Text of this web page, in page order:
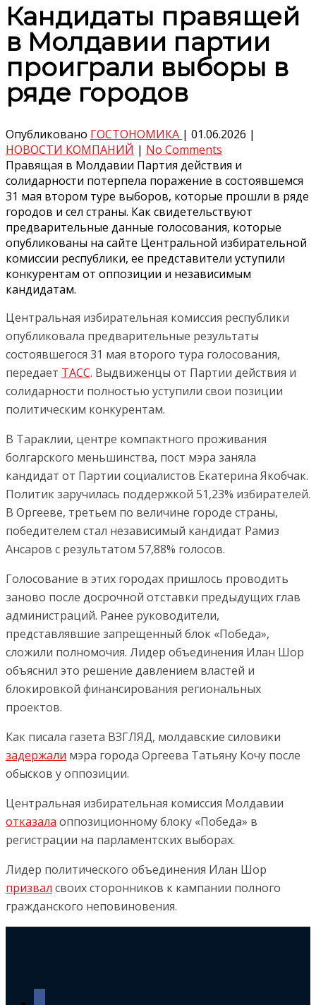
Кандидаты правящей
в Молдавии партии
проиграли выборы в
ряде городов
Опубликовано ГОСТОНОМИКА | 01.06.2026 |
НОВОСТИ КОМПАНИЙ | No Comments
Правящая в Молдавии Партия действия и
солидарности потерпела поражение в состоявшемся
31 мая втором туре выборов, которые прошли в ряде
городов и сел страны. Как свидетельствуют
предварительные данные голосования, которые
опубликованы на сайте Центральной избирательной
комиссии республики, ее представители уступили
конкурентам от оппозиции и независимым
кандидатам.
Центральная избирательная комиссия республики
опубликовала предварительные результаты
состоявшегося 31 мая второго тура голосования,
передает ТАСС. Выдвиженцы от Партии действия и
солидарности полностью уступили свои позиции
политическим конкурентам.
В Тараклии, центре компактного проживания
болгарского меньшинства, пост мэра заняла
кандидат от Партии социалистов Екатерина Якобчак.
Политик заручилась поддержкой 51,23% избирателей.
В Оргееве, третьем по величине городе страны,
победителем стал независимый кандидат Рамиз
Ансаров с результатом 57,88% голосов.
Голосование в этих городах пришлось проводить
заново после досрочной отставки предыдущих глав
администраций. Ранее руководители,
представлявшие запрещенный блок «Победа»,
сложили полномочия. Лидер объединения Илан Шор
объяснил это решение давлением властей и
блокировкой финансирования региональных
проектов.
Как писала газета ВЗГЛЯД, молдавские силовики
задержали мэра города Оргеева Татьяну Кочу после
обысков у оппозиции.
Центральная избирательная комиссия Молдавии
отказала оппозиционному блоку «Победа» в
регистрации на парламентских выборах.
Лидер политического объединения Илан Шор
призвал своих сторонников к кампании полного
гражданского неповиновения.